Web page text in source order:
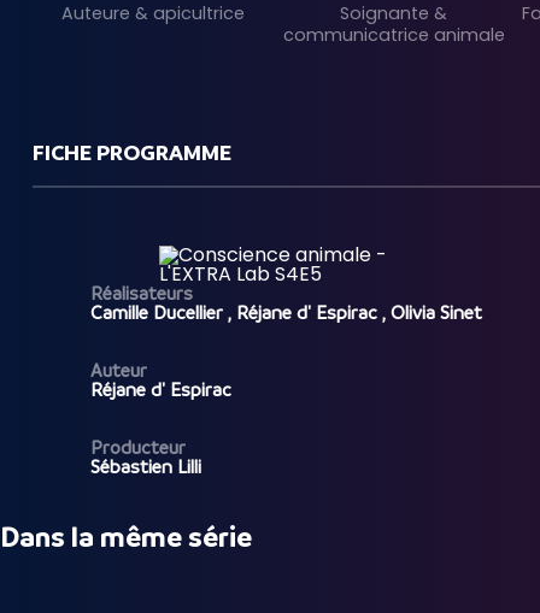
Auteure & apicultrice
Soignante &
communicatrice animale
FICHE PROGRAMME
Réalisateurs
Camille Ducellier , Réjane d' Espirac , Olivia Sinet
Auteur
Réjane d' Espirac
Producteur
Sébastien Lilli
Dans la même série